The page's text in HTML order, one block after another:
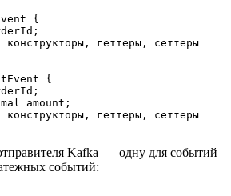
{
конструкторы, геттеры, сеттеры
{
amount;
конструкторы, геттеры, сеттеры
Kafka — одну для событий
событий: